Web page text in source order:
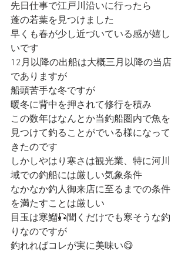
先日仕事で江戸川沿いに行ったら
蓬の若葉を見つけました
早くも春が少し近づいている感が嬉し
いです
12月以降の出船は大概三月以降の当店
でありますが
船頭苦手な冬ですが
暖冬に背中を押されて修行を積み
この数年はなんとか当釣船圏内で魚を
見つけて釣ることがでいる様になって
きたのです
しかしやはり寒さは観光業、特に河川
域での釣船には厳しい気象条件
なかなか釣人御来店に至るまでの条件
を満たすことは厳しい
目玉は寒鰡🎣聞くだけでも寒そうな釣
りなのですが
釣れればコレが実に美味い😋